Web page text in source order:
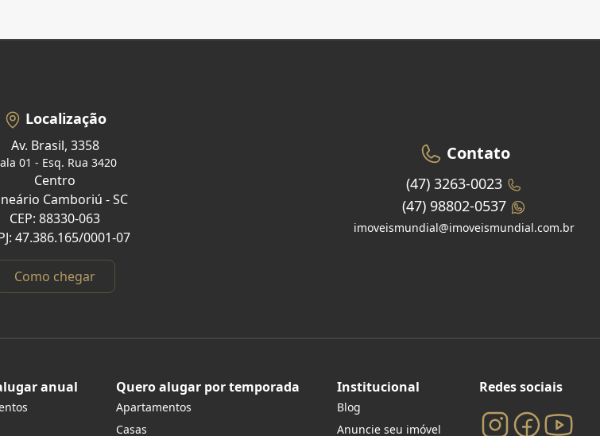
Localização
Av. Brasil, 3358
01 - Esq. Rua 3420
Centro
Camboriú - SC
CEP: 88330-063
47.386.165/0001-07
Como chegar
Contato
(47) 3263-0023
(47) 98802-0537
imoveismundial@imoveismundial.com.br
anual Quero alugar por temporada
Apartamentos
Casas
Institucional
Blog
Anuncie seu imóvel
Redes sociais